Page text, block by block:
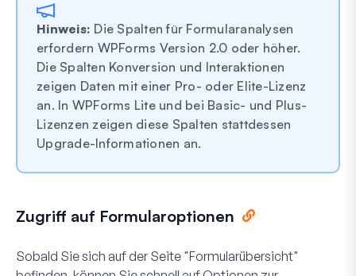
Hinweis: Die Spalten für Formularanalysen
erfordern WPForms Version 2.0 oder höher.
Die Spalten Konversion und Interaktionen
zeigen Daten mit einer Pro- oder Elite-Lizenz
an. In WPForms Lite und bei Basic- und Plus-
Lizenzen zeigen diese Spalten stattdessen
Upgrade-Informationen an.
Zugriff auf Formularoptionen
Sobald Sie sich auf der Seite "Formularübersicht"